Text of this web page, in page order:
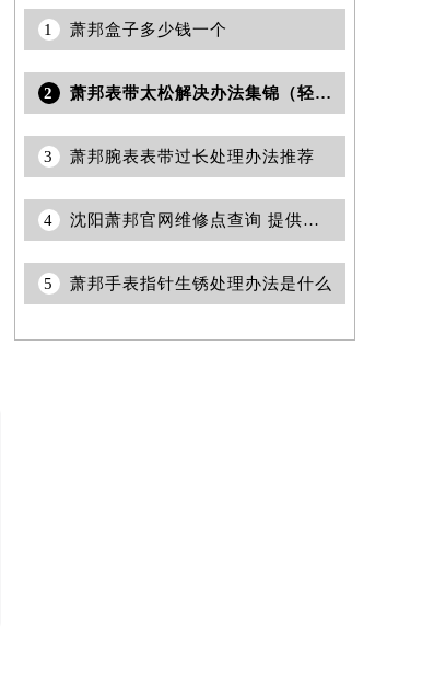
1 萧邦盒子多少钱一个
2 萧邦表带太松解决办法集锦（轻松调整完美贴合手腕的技巧）
3 萧邦腕表表带过长处理办法推荐
4 沈阳萧邦官网维修点查询 提供专业售后与保养服务权威公示（2026年7月最新）
5 萧邦手表指针生锈处理办法是什么